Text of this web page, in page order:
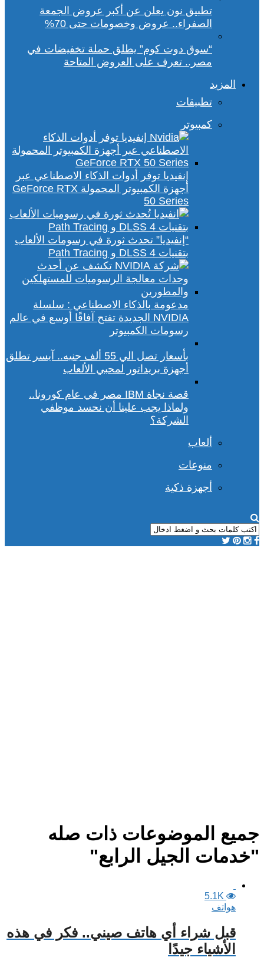
تطبيق نون يعلن عن أكبر عروض الجمعة
الصفراء.. عروض وخصومات حتى 70%
“سوق دوت كوم” يطلق حملة تخفيضات في
مصر.. تعرف على العروض المتاحة
المزيد
تطبيقات
كمبيوتر
إنفيديا توفر أدوات الذكاء الاصطناعي عبر
أجهزة الكمبيوتر المحمولة GeForce RTX
50 Series
“إنفيديا” تحدث ثورة في رسومات الألعاب
بتقنيات DLSS 4 و Path Tracing
مدعومة بالذكاء الاصطناعي : سلسلة
NVIDIA الجديدة تفتح آفاقًا أوسع في عالم
رسومات الكمبيوتر
بأسعار تصل الي 55 ألف جنيه.. آيسر تطلق
أجهزة بريداتور لمحبي الألعاب
قصة نجاة IBM مصر في عام كورونا..
ولماذا يجب علينا أن نحسد موظفي
الشركة؟
ألعاب
منوعات
أجهزة ذكية
جميع الموضوعات ذات صله
"خدمات الجيل الرابع"
5.1K
هواتف
قبل شراء أي هاتف صيني.. فكر في هذه
الأشياء جيدًا